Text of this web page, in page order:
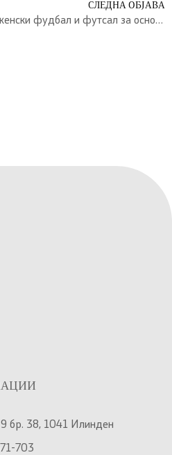
СЛЕДНА ОБЈАВА
Општина Илинден домаќин на Државното првенство во женски фудбал и футсал за основни училишта
бр. 38, 1041 Илинден
703